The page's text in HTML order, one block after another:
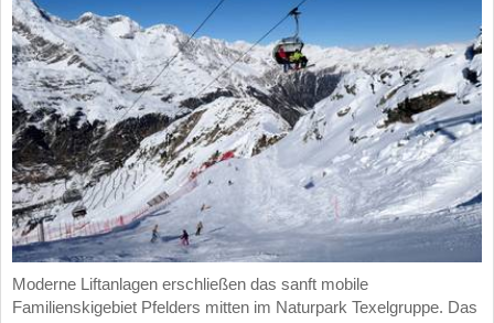
Moderne Liftanlagen erschließen das sanft mobile
Familienskigebiet Pfelders mitten im Naturpark Texelgruppe. Das